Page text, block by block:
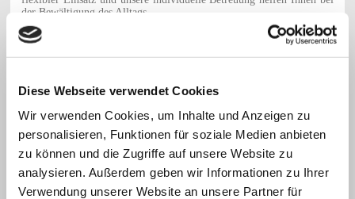
Diese Webseite verwendet Cookies
Wir verwenden Cookies, um Inhalte und Anzeigen zu
personalisieren, Funktionen für soziale Medien anbieten
zu können und die Zugriffe auf unsere Website zu
analysieren. Außerdem geben wir Informationen zu Ihrer
Verwendung unserer Website an unsere Partner für
der Bewältigung des Alltags.
Wir wissen, dass es oft eine Überwindung ist, einen fremden
Menschen um Hilfe zu bitten. Doch zögern Sie nicht, wir
bereit, den Hörer abzunehmen und Ihnen zu helfen.
Unser Team ist nicht nur fachlich kompetent, sondern auch
einfühlsam. So können wir Ihnen in der Kranken- und Altenpflege
unterstützend beiseite stehen und unsere Patienten rundum versorgen.
Nach kurzer Zeit werden wir Ihnen als externe Hilfe nicht mehr
auffallen, sondern Sie werden uns als ganz selbstverständlich
wahrnehmen.